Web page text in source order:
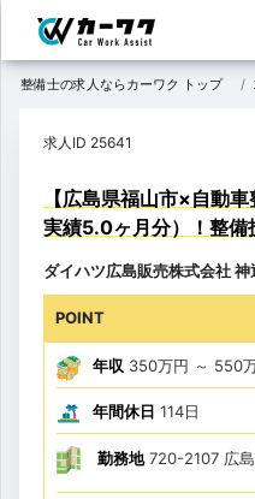
整備士の求人ならカーワク トップ
求人ID 25641
【広島県福山市×自動
実績5.0ヶ月分）！整備
ダイハツ広島販売株式会社
POINT
年収 350万円 ～ 550
年間休日 114日
勤務地720-2107 広島